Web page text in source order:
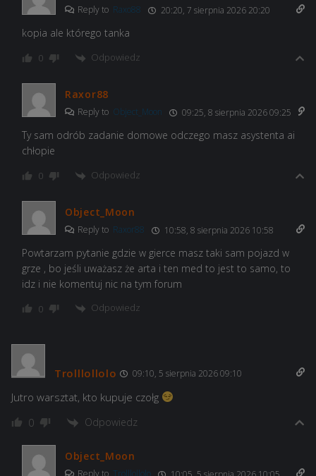
Reply to Raxo88 20:20, 7 sierpnia 2026 20:20
kopia ale którego tanka
0 Odpowiedz
Raxor88
Reply to Object_Moon 09:25, 8 sierpnia 2026 09:25
Ty sam odrób zadanie domowe odczego masz asystenta ai
chłopie
0 Odpowiedz
Object_Moon
Reply to Raxor88 10:58, 8 sierpnia 2026 10:58
Powtarzam pytanie gdzie w gierce masz taki sam pojazd w
grze , bo jeśli uważasz że arta i ten med to jest to samo, to
idz i nie komentuj nic na tym forum
0 Odpowiedz
Trolllollolo 09:10, 5 sierpnia 2026 09:10
Jutro warsztat, kto kupuje czołg
0 Odpowiedz
Object_Moon
Reply to Trolllollolo